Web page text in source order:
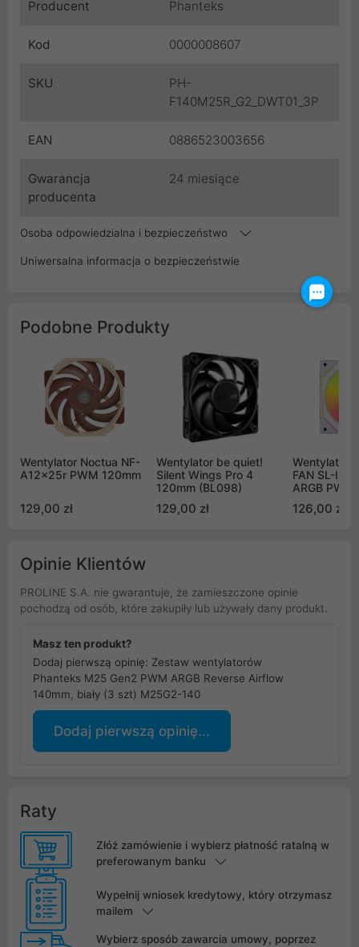
Producent Phanteks
Kod 0000008607
SKU
PH-
F140M25R_G2_DWT01_3P
EAN 0886523003656
Gwarancja
producenta
24 miesiące
Osoba odpowiedzialna i bezpieczeństwo
Uniwersalna informacja o bezpieczeństwie
Podobne Produkty
Wentylator Noctua NF-
A12x25r PWM 120mm
129,00 zł
Wentylator be quiet!
Silent Wings Pro 4
120mm (BL098)
129,00 zł
Wentylator
FAN SL-
ARGB
126,00 zł
Opinie Klientów
PROLINE S.A. nie gwarantuje, że zamieszczone opinie
pochodzą od osób, które zakupiły lub używały dany produkt.
Masz ten produkt?
Dodaj pierwszą opinię: Zestaw wentylatorów
Phanteks M25 Gen2 PWM ARGB Reverse Airflow
140mm, biały (3 szt) M25G2-140
Dodaj pierwszą opinię...
Raty
Złóż zamówienie i wybierz płatność ratalną w
preferowanym banku
Wypełnij wniosek kredytowy, który otrzymasz
mailem
Wybierz sposób zawarcia umowy, poprzez